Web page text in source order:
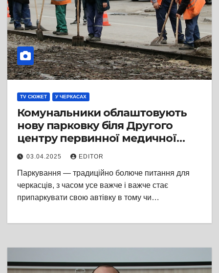
TV СЮЖЕТ У ЧЕРКАСАХ
Комунальники облаштовують
нову парковку біля Другого
центру первинної медичної
допомоги
03.04.2025 EDITOR
Паркування — традиційно болюче питання для
черкасців, з часом усе важче і важче стає
припаркувати свою автівку в тому чи…